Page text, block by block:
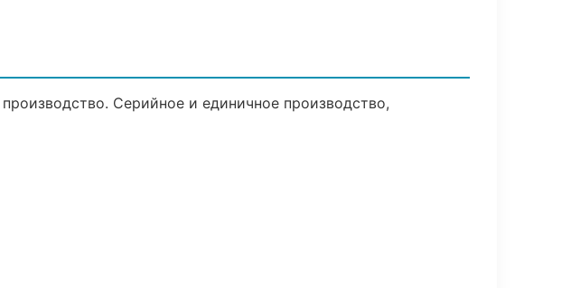
Серийное и единичное производство,